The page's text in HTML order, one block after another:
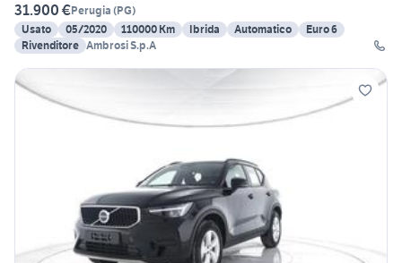
31.900 €Perugia (PG)
Usato
05/2020 110000 Km Ibrida Automatico
Euro 6
Rivenditore Ambrosi S.p.A